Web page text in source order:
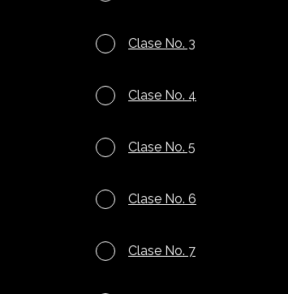
Clase No. 3
Clase No. 4
Clase No. 5
Clase No. 6
Clase No. 7